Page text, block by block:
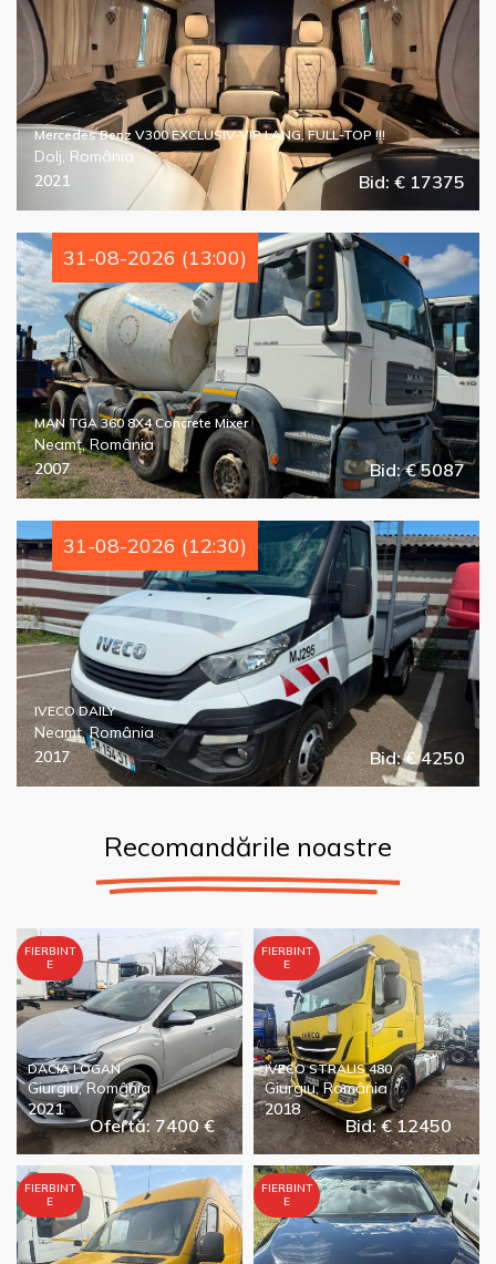
Bid: € 17375
Mercedes Benz V300 EXCLUSIV-VIP LANG, FULL-TOP !!!
Dolj, România
2021
31-08-2026 (13:00)
Bid: € 5087
MAN TGA 360 8X4 Concrete Mixer
Neamț, România
2007
31-08-2026 (12:30)
Bid: € 4250
IVECO DAILY
Neamț, România
2017
Recomandările noastre
FIERBINT
E
Ofertă: 7400 €
DACIA LOGAN
Giurgiu, România
2021
FIERBINT
E
Bid: € 12450
IVECO STRALIS 480
Giurgiu, România
2018
FIERBINT
E
FIERBINT
E